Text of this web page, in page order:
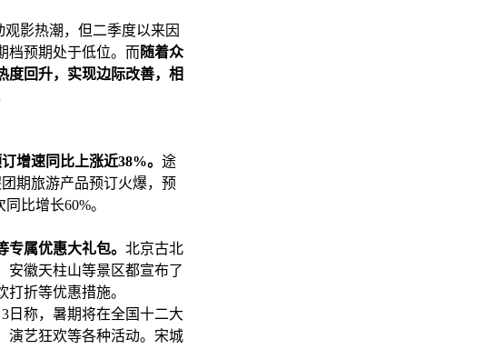
影热潮，但二季度以来因
档预期处于低位。而 随着众
度回升，实现边际改善，相
增速同比上涨近38%。 途
期旅游产品预订火爆，预
比增长60%。
属优惠大礼包。 北京古北
安徽天柱山等景区都宣布了
折等优惠措施。
3日称，暑期将在全国十二大
演艺狂欢等各种活动。宋城